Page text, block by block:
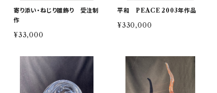
寄り添い・ねじり雛飾り 受注制
作
¥33,000
平和 PEACE 2003年作品
¥330,000